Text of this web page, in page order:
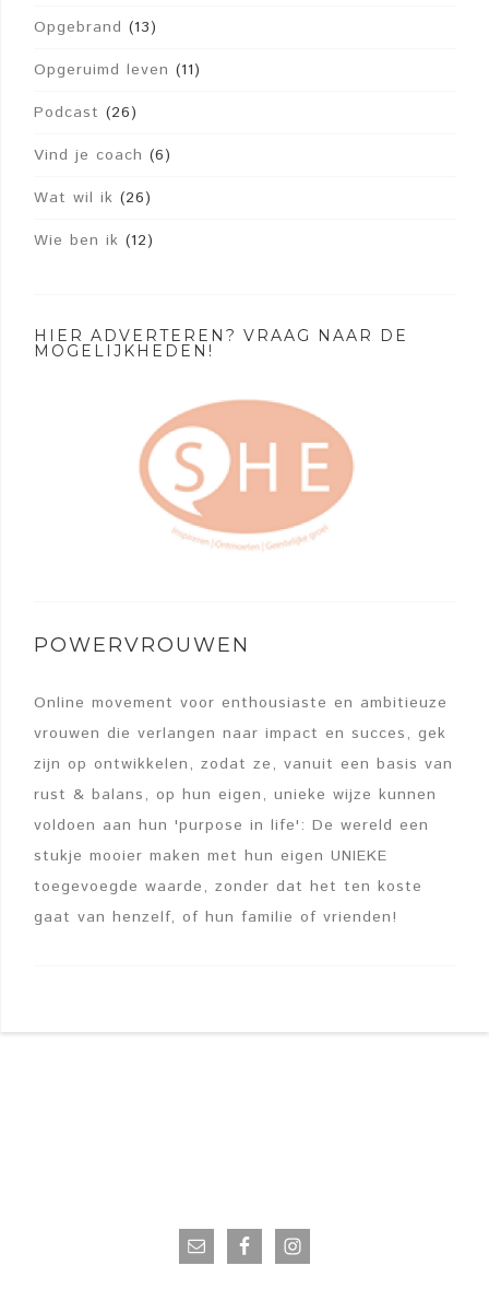
Opgebrand (13)
Opgeruimd leven (11)
Podcast (26)
Vind je coach (6)
Wat wil ik (26)
Wie ben ik (12)
HIER ADVERTEREN? VRAAG NAAR DE
MOGELIJKHEDEN!
POWERVROUWEN
Online movement voor enthousiaste en ambitieuze
vrouwen die verlangen naar impact en succes, gek
zijn op ontwikkelen, zodat ze, vanuit een basis van
rust & balans, op hun eigen, unieke wijze kunnen
voldoen aan hun 'purpose in life': De wereld een
stukje mooier maken met hun eigen UNIEKE
toegevoegde waarde, zonder dat het ten koste
gaat van henzelf, of hun familie of vrienden!